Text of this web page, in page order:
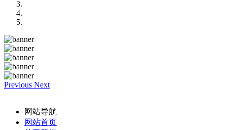
Previous Next
网站导航
网站首页